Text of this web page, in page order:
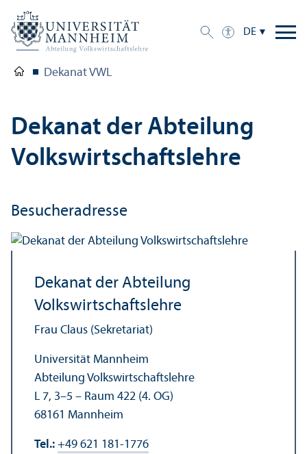
DE
Dekanat VWL
Dekanat der Abteilung
Volkswirtschafts­lehre
Besucheradresse
Dekanat der Abteilung
Volkswirtschafts­lehre
Frau Claus (Sekretariat)
Universität Mannheim
Abteilung Volkswirtschafts­lehre
L 7, 3–5 – Raum 422 (4. OG)
68161 Mannheim
Tel.: +49 621 181-1776